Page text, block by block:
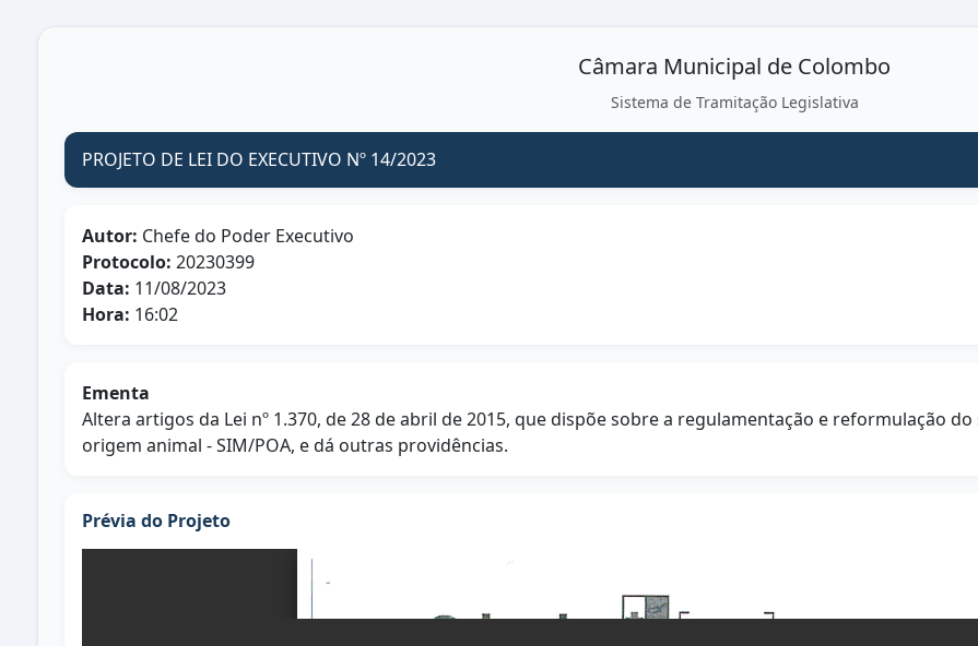
Câmara Municipal de Colombo
Sistema de Tramitação Legislativa
PROJETO DE LEI DO EXECUTIVO Nº 14/2023
Autor: Chefe do Poder Executivo
Protocolo: 20230399
Data: 11/08/2023
Hora: 16:02
Ementa
Altera artigos da Lei nº 1.370, de 28 de abril de 2015, que dispõe sobre a regulamentação e reformulação
origem animal - SIM/POA, e dá outras providências.
Prévia do Projeto